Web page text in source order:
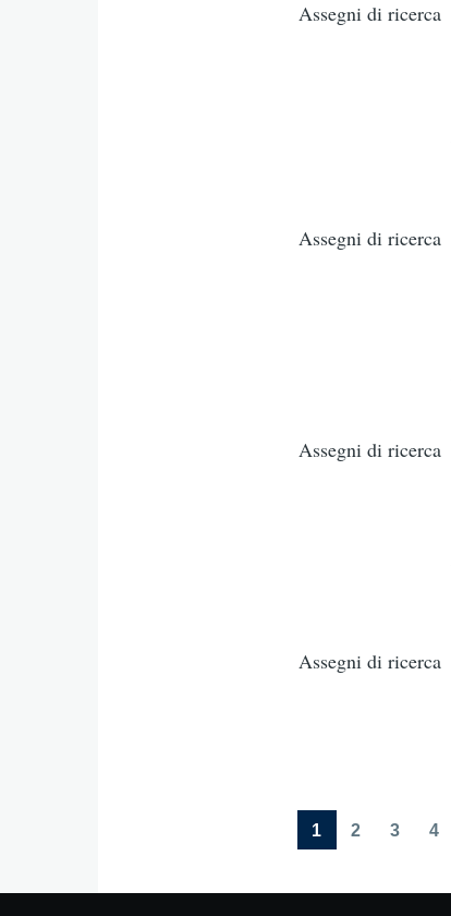
Assegni di ricerca
Assegni di ricerca
Assegni di ricerca
Assegni di ricerca
Pagination
1 2 3 4